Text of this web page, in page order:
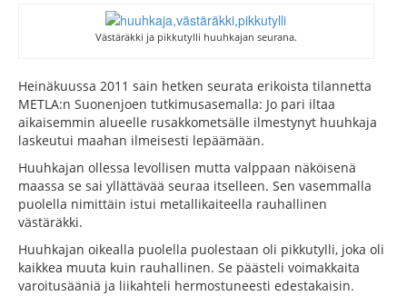
Västäräkki ja pikkutylli huuhkajan seurana.
Heinäkuussa 2011 sain hetken seurata erikoista tilannetta
METLA:n Suonenjoen tutkimusasemalla: Jo pari iltaa
aikaisemmin alueelle rusakkometsälle ilmestynyt huuhkaja
laskeutui maahan ilmeisesti lepäämään.
Huuhkajan ollessa levollisen mutta valppaan näköisenä
maassa se sai yllättävää seuraa itselleen. Sen vasemmalla
puolella nimittäin istui metallikaiteella rauhallinen
västäräkki.
Huuhkajan oikealla puolella puolestaan oli pikkutylli, joka oli
kaikkea muuta kuin rauhallinen. Se päästeli voimakkaita
varoitusääniä ja liikahteli hermostuneesti edestakaisin.